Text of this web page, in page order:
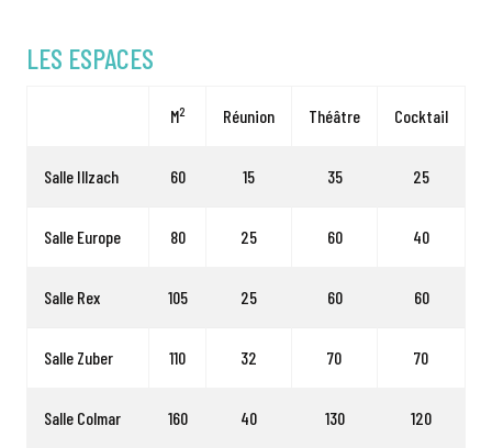
LES ESPACES
M2 Réunion Théâtre Cocktail
Salle Illzach 60 15 35 25
Salle Europe 80 25 60 40
Salle Rex 105 25 60 60
Salle Zuber 110 32 70 70
Salle Colmar 160 40 130 120